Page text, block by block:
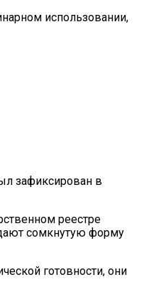
использовании,
зафиксирован в
реестре
сомкнутую форму
готовности, они